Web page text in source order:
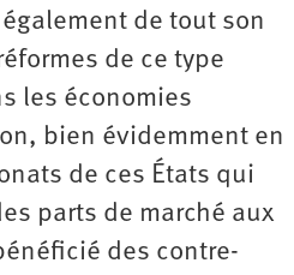
de tout son
de ce type
les économies
bien évidemment en
de ces États qui
parts de marché aux
des contre-